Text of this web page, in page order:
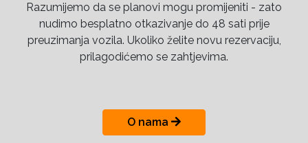
Razumijemo da se planovi mogu promijeniti - zato
nudimo besplatno otkazivanje do 48 sati prije
preuzimanja vozila. Ukoliko želite novu rezervaciju,
prilagodićemo se zahtjevima.
O nama